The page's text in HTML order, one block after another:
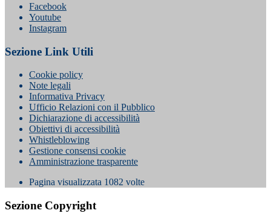
Facebook
Youtube
Instagram
Sezione Link Utili
Cookie policy
Note legali
Informativa Privacy
Ufficio Relazioni con il Pubblico
Dichiarazione di accessibilità
Obiettivi di accessibilità
Whistleblowing
Gestione consensi cookie
Amministrazione trasparente
Pagina visualizzata 1082 volte
Sezione Copyright